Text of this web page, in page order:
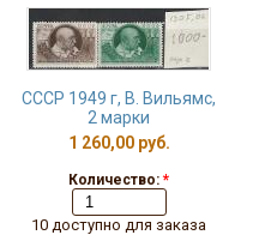
СССР 1949 г, В. Вильямс,
2 марки
1 260,00 руб.
Количество: *
10 доступно для заказа